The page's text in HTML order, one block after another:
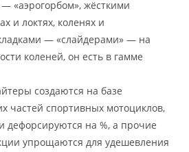
«аэрогорбом», жёсткими
и локтях, коленях и
— «слайдерами» — на
коленей, он есть в гамме
создаются на базе
частей спортивных мотоциклов,
дефорсируются на %, а прочие
упрощаются для удешевления